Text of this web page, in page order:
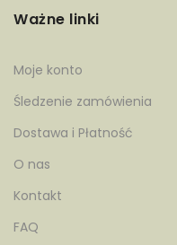
Ważne linki
Moje konto
Śledzenie zamówienia
Dostawa i Płatność
O nas
Kontakt
FAQ